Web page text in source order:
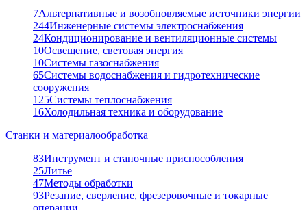
7Альтернативные и возобновляемые источники энергии
244Инженерные системы электроснабжения
24Кондиционирование и вентиляционные системы
10Освещение, световая энергия
10Системы газоснабжения
65Системы водоснабжения и гидротехнические
сооружения
125Системы теплоснабжения
16Холодильная техника и оборудование
Станки и материалообработка
83Инструмент и станочные приспособления
25Литье
47Методы обработки
93Резание, сверление, фрезеровочные и токарные
операции